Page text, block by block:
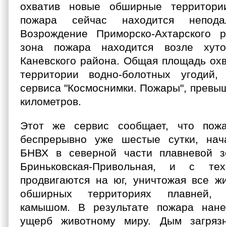
охватив новые обширные
пожара сейчас находится
Возрождение Приморско-
зона пожара находится возле
Каневского района. Общая площадь
территории водно-болотных
сервиса "Космоснимки. Пожары",
километров.
Этот же сервис сообщает, что
беспрерывно уже шестые сутки,
БНВХ в северной части плавневой
Бриньковская-Привольная, и с
продвигаются на юг, уничтожая все
обширных территориях плавней,
камышом. В результате пожара
ущерб животному миру. Дым